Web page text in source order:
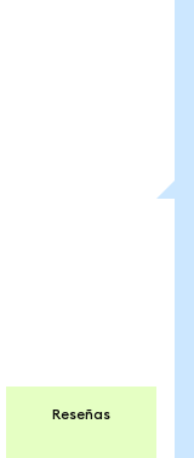
Reseñas